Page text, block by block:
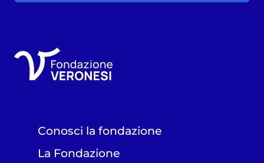
Conosci la fondazione
La Fondazione